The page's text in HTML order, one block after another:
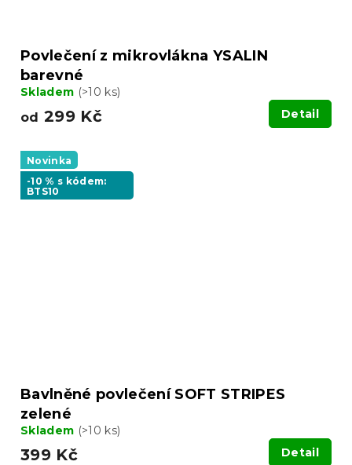
Povlečení z mikrovlákna YSALIN
barevné
Skladem (>10 ks)
od 299 Kč Detail
Novinka
-10 % s kódem:
BTS10
Bavlněné povlečení SOFT STRIPES
zelené
Skladem (>10 ks)
399 Kč Detail